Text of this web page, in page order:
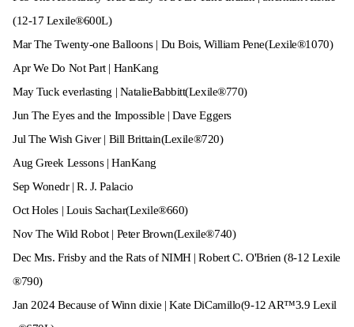
(12-17 Lexile®600L)
Mar The Twenty-one Balloons | Du Bois, William Pene(Lexile®1070)
Apr We Do Not Part | HanKang
May Tuck everlasting | NatalieBabbitt(Lexile®770)
Jun The Eyes and the Impossible | Dave Eggers
Jul The Wish Giver | Bill Brittain(Lexile®720)
Aug Greek Lessons | HanKang
Sep Wonedr | R. J. Palacio
Oct Holes | Louis Sachar(Lexile®660)
Nov The Wild Robot | Peter Brown(Lexile®740)
Dec Mrs. Frisby and the Rats of NIMH | Robert C. O'Brien (8-12 Lexile
®790)
Jan 2024 Because of Winn dixie | Kate DiCamillo(9-12 AR™3.9 Lexil